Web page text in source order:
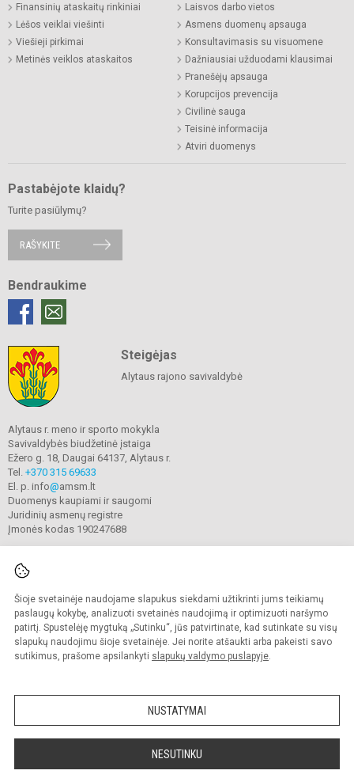
Šioje svetainėje naudojame slapukus siekdami užtikrinti jums teikiamų
paslaugų kokybę, analizuoti svetainės naudojimą ir optimizuoti naršymo
patirtį. Spustelėję mygtuką „Sutinku“, jūs patvirtinate, kad sutinkate su visų
slapukų naudojimu šioje svetainėje. Jei norite atšaukti arba pakeisti savo
sutikimus, prašome apsilankyti slapukų valdymo puslapyje.
NUSTATYMAI
NESUTINKU
Finansinių ataskaitų rinkiniai
Lėšos veiklai viešinti
Viešieji pirkimai
Metinės veiklos ataskaitos
Laisvos darbo vietos
Asmens duomenų apsauga
Konsultavimasis su visuomene
Dažniausiai užduodami klausimai
Pranešėjų apsauga
Korupcijos prevencija
Civilinė sauga
Teisinė informacija
Atviri duomenys
Pastabėjote klaidų?
Turite pasiūlymų?
RAŠYKITE
Bendraukime
Steigėjas
Alytaus rajono savivaldybė
Alytaus r. meno ir sporto mokykla
Savivaldybės biudžetinė įstaiga
Ežero g. 18, Daugai 64137, Alytaus r.
Tel. +370 315 69633
El. p. info@amsm.lt
Duomenys kaupiami ir saugomi
Juridinių asmenų registre
Įmonės kodas 190247688
© 2020. Alytaus r. meno ir sporto mokykla. Visos teisės saugomos.
Kopijuoti turinį be raštiško mokyklos sutikimo griežtai draudžiama.
Prieinamumo paraiška Slapukų valdymas
Sumanus būdas atnaujinti